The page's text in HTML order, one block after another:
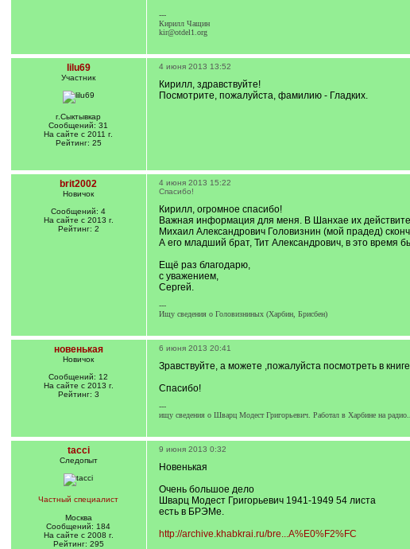
---
Кирилл Чащин
kir@otdel1.org
lilu69
Участник
г.Сыктывкар
Сообщений: 31
На сайте с 2011 г.
Рейтинг: 25
4 июня 2013 13:52
Кирилл, здравствуйте!
Посмотрите, пожалуйста, фамилию - Гладких.
brit2002
Новичок
Сообщений: 4
На сайте с 2013 г.
Рейтинг: 2
4 июня 2013 15:22
Спасибо!
Кирилл, огромное спасибо!
Важная информация для меня. В Шанхае их
Михаил Александрович Головизнин (мой прадед)
А его младший брат, Тит Александрович, в это время
Ещё раз благодарю,
с уважением,
Сергей.
---
Ищу сведения о Головизниных (Харбин, Брисбен)
новенькая
Новичок
Сообщений: 12
На сайте с 2013 г.
Рейтинг: 3
6 июня 2013 20:41
Зравствуйте, а можете ,пожалуйста посмотреть в
Спасибо!
---
ищу сведения о Шварц Модест Григорьевич. Работал в Харбине на
tacci
Следопыт
Частный специалист
Москва
Сообщений: 184
На сайте с 2008 г.
Рейтинг: 295
9 июня 2013 0:32
Новенькая
Очень большое дело
Шварц Модест Григорьевич 1941-1949 54 листа
есть в БРЭМе.
http://archive.khabkrai.ru/bre...A%E0%F2%FC